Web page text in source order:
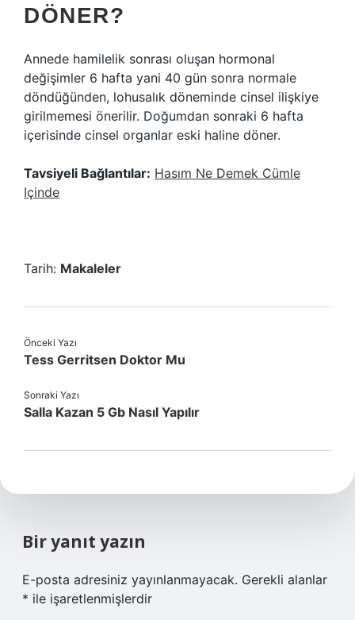
DÖNER?
Annede hamilelik sonrası oluşan hormonal
değişimler 6 hafta yani 40 gün sonra normale
döndüğünden, lohusalık döneminde cinsel ilişkiye
girilmemesi önerilir. Doğumdan sonraki 6 hafta
içerisinde cinsel organlar eski haline döner.
Tavsiyeli Bağlantılar: Hasım Ne Demek Cümle
Içinde
Tarih: Makaleler
Önceki Yazı
Tess Gerritsen Doktor Mu
Sonraki Yazı
Salla Kazan 5 Gb Nasıl Yapılır
Bir yanıt yazın
E-posta adresiniz yayınlanmayacak. Gerekli alanlar
* ile işaretlenmişlerdir